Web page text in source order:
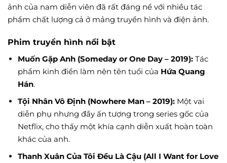
ảnh của nam diễn viên đã rất đáng nể với nhiều tác
phẩm chất lượng cả ở mảng truyền hình và điện ảnh.
Phim truyền hình nổi bật
Muốn Gặp Anh (Someday or One Day – 2019):Tác
phẩm kinh điển làm nên tên tuổi của Hứa Quang
Hán.
Tội Nhân Vô Định (Nowhere Man – 2019):Một vai
diễn phụ nhưng đầy ấn tượng trong series gốc của
Netflix, cho thấy một khía cạnh diễn xuất hoàn toàn
khác của anh.
Thanh Xuân Của Tôi Đều Là Cậu (All I Want for Love